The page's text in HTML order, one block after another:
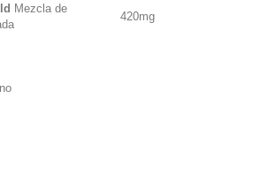
Mezcla de
420mg